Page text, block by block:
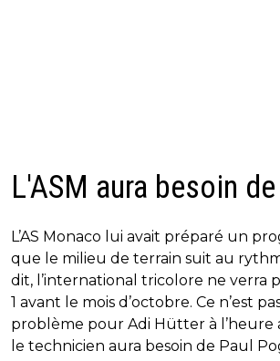
L'ASM aura besoin
L’AS Monaco lui avait préparé un
que le milieu de terrain suit au
dit, l’international tricolore ne verra
1 avant le mois d’octobre. Ce n’est
problème pour Adi Hütter à l’heure
le technicien aura besoin de Paul